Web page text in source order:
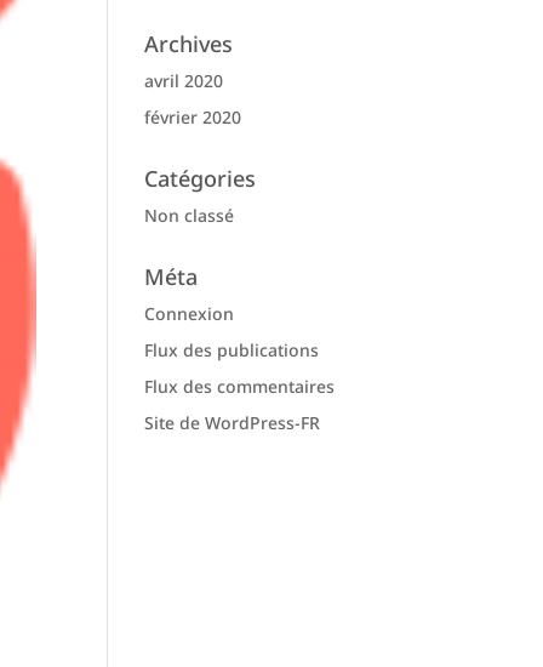
Archives
avril 2020
février 2020
Catégories
Non classé
Méta
Connexion
Flux des publications
Flux des commentaires
Site de WordPress-FR